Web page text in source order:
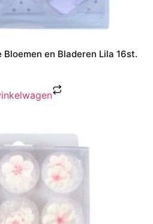
en Bladeren Lila 16st.